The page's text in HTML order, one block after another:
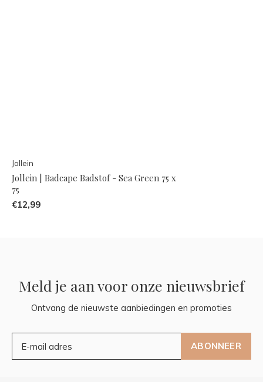
Jollein
Jollein | Badcape Badstof - Sea Green 75 x
75
€12,99
Meld je aan voor onze nieuwsbrief
Ontvang de nieuwste aanbiedingen en promoties
ABONNEER